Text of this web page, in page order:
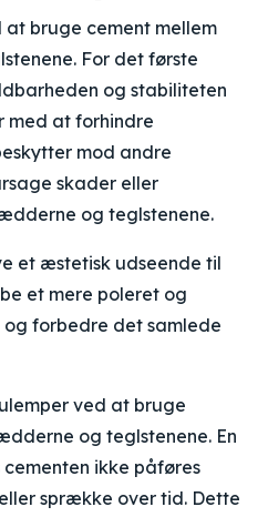
bruge cement mellem
For det første
og stabiliteten
med at forhindre
mod andre
skader eller
og teglstenene.
et æstetisk udseende til
et mere poleret og
forbedre det samlede
ved at bruge
og teglstenene. En
ikke påføres
sprække over tid. Dette